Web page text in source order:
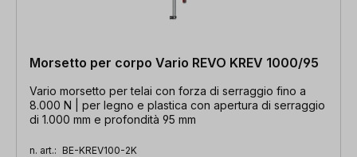
Morsetto per corpo Vario REVO KREV 1000/95
Vario morsetto per telai con forza di serraggio fino a
8.000 N | per legno e plastica con apertura di serraggio
di 1.000 mm e profondità 95 mm
n. art.: BE-KREV100-2K